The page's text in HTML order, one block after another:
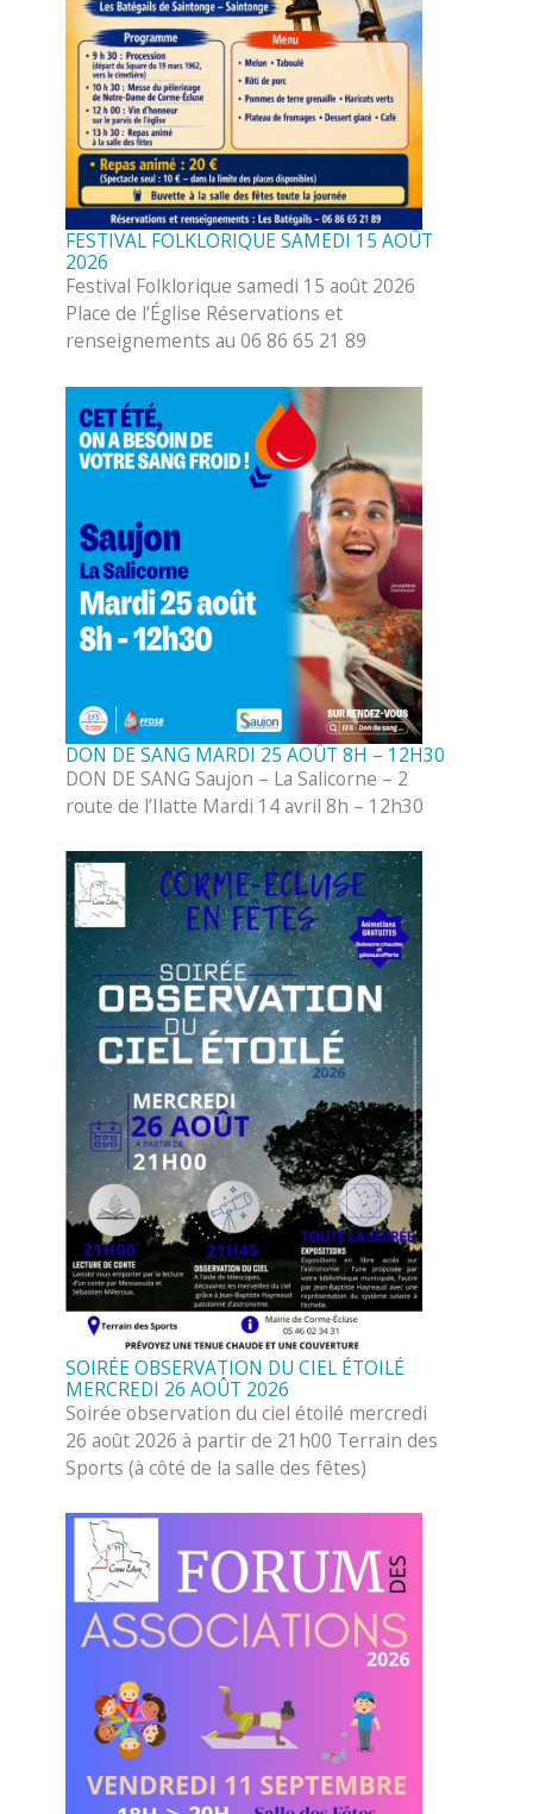
FESTIVAL FOLKLORIQUE SAMEDI 15 AOÛT
2026
Festival Folklorique samedi 15 août 2026
Place de l’Église Réservations et
renseignements au 06 86 65 21 89
DON DE SANG MARDI 25 AOÛT 8H – 12H30
DON DE SANG Saujon – La Salicorne – 2
route de l’Ilatte Mardi 14 avril 8h – 12h30
SOIRÉE OBSERVATION DU CIEL ÉTOILÉ
MERCREDI 26 AOÛT 2026
Soirée observation du ciel étoilé mercredi
26 août 2026 à partir de 21h00 Terrain des
Sports (à côté de la salle des fêtes)